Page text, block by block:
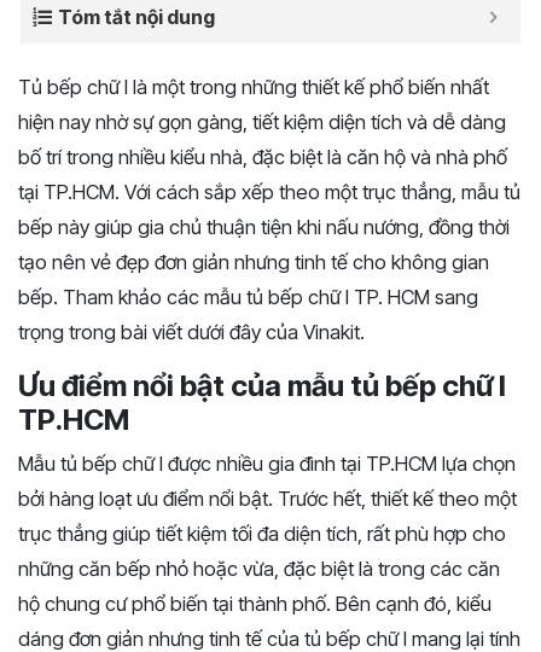
Tóm tắt nội dung
Tủ bếp chữ I là một trong những thiết kế phổ biến nhất
hiện nay nhờ sự gọn gàng, tiết kiệm diện tích và dễ dàng
bố trí trong nhiều kiểu nhà, đặc biệt là căn hộ và nhà phố
tại TP.HCM. Với cách sắp xếp theo một trục thẳng, mẫu tủ
bếp này giúp gia chủ thuận tiện khi nấu nướng, đồng thời
tạo nên vẻ đẹp đơn giản nhưng tinh tế cho không gian
bếp. Tham khảo các mẫu tủ bếp chữ I TP. HCM sang
trọng trong bài viết dưới đây của Vinakit.
Ưu điểm nổi bật của mẫu tủ bếp chữ I
TP.HCM
Mẫu tủ bếp chữ I được nhiều gia đình tại TP.HCM lựa chọn
bởi hàng loạt ưu điểm nổi bật. Trước hết, thiết kế theo một
trục thẳng giúp tiết kiệm tối đa diện tích, rất phù hợp cho
những căn bếp nhỏ hoặc vừa, đặc biệt là trong các căn
hộ chung cư phổ biến tại thành phố. Bên cạnh đó, kiểu
dáng đơn giản nhưng tinh tế của tủ bếp chữ I mang lại tính